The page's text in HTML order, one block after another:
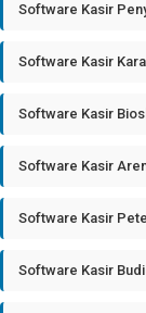
Software Kasir
Software Kasir
Software Kasir
Software Kasir
Software Kasir
Software Kasir